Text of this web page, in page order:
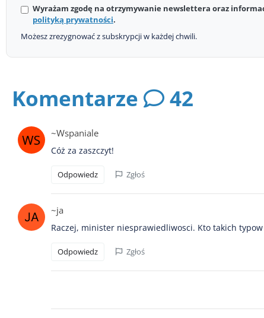
Wyrażam zgodę na otrzymywanie newslettera oraz
polityką prywatności.
Możesz zrezygnować z subskrypcji w każdej chwili.
Komentarze 42
~Wspaniale
Cóż za zaszczyt!
Odpowiedz Zgłoś
~ja
Raczej, minister niesprawiedliwosci. Kto takich typow
Odpowiedz Zgłoś